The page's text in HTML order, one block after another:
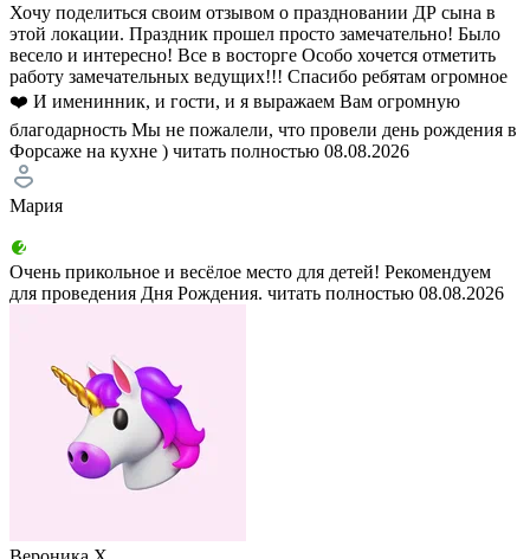
Хочу поделиться своим отзывом о праздновании ДР сына в
этой локации. Праздник прошел просто замечательно! Было
весело и интересно! Все в восторге Особо хочется отметить
работу замечательных ведущих!!! Спасибо ребятам огромное
❤️ И именинник, и гости, и я выражаем Вам огромную
благодарность Мы не пожалели, что провели день рождения в
Форсаже на кухне ) читать полностью 08.08.2026
Мария
Очень прикольное и весёлое место для детей! Рекомендуем
для проведения Дня Рождения. читать полностью 08.08.2026